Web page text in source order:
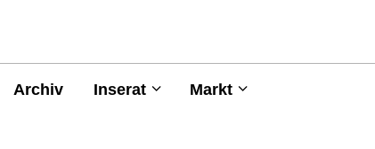
Archiv Inserat Markt